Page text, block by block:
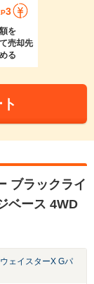
3
を
売却先
る
ブラックライ
ベース 4WD
ェイスターX Gパ